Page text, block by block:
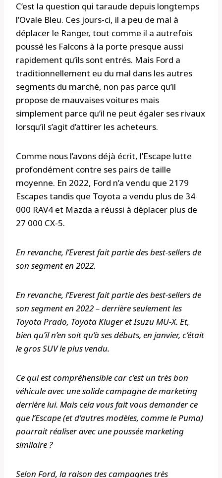
C’est la question qui taraude depuis longtemps
l’Ovale Bleu. Ces jours-ci, il a peu de mal à
déplacer le Ranger, tout comme il a autrefois
poussé les Falcons à la porte presque aussi
rapidement qu’ils sont entrés. Mais Ford a
traditionnellement eu du mal dans les autres
segments du marché, non pas parce qu’il
propose de mauvaises voitures mais
simplement parce qu’il ne peut égaler ses rivaux
lorsqu’il s’agit d’attirer les acheteurs.
Comme nous l’avons déjà écrit, l’Escape lutte
profondément contre ses pairs de taille
moyenne. En 2022, Ford n’a vendu que 2179
Escapes tandis que Toyota a vendu plus de 34
000 RAV4 et Mazda a réussi à déplacer plus de
27 000 CX-5.
En revanche, l’Everest fait partie des best-sellers de
son segment en 2022.
En revanche, l’Everest fait partie des best-sellers de
son segment en 2022 – derrière seulement les
Toyota Prado, Toyota Kluger et Isuzu MU-X. Et,
bien qu’il n’en soit qu’à ses débuts, en janvier, c’était
le gros SUV le plus vendu.
Ce qui est compréhensible car c’est un très bon
véhicule avec une solide campagne de marketing
derrière lui. Mais cela vous fait vous demander ce
que l’Escape (et d’autres modèles, comme le Puma)
pourrait réaliser avec une poussée marketing
similaire ?
Selon Ford, la raison des campagnes très